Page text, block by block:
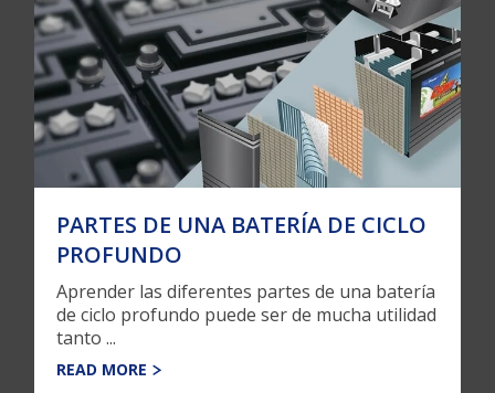
PARTES DE UNA BATERÍA DE CICLO
PROFUNDO
Aprender las diferentes partes de una batería
de ciclo profundo puede ser de mucha utilidad
tanto ...
READ MORE